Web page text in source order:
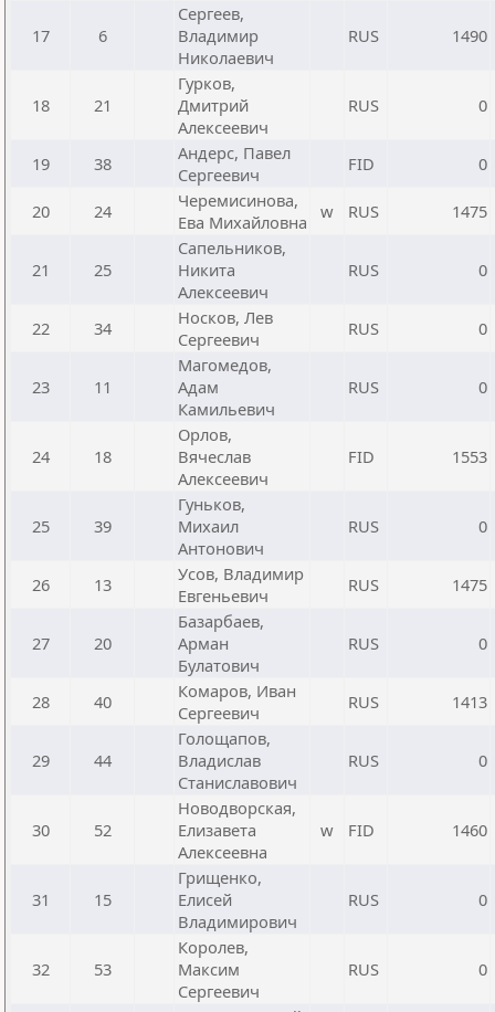
17 6
Сергеев,
Владимир
Николаевич
RUS 1490
18 21
Гурков,
Дмитрий
Алексеевич
RUS 0
19 38
Андерс, Павел
Сергеевич
FID 0
20 24
Черемисинова,
Ева Михайловна
w RUS 1475
21 25
Сапельников,
Никита
Алексеевич
RUS 0
22 34
Носков, Лев
Сергеевич
RUS 0
23 11
Магомедов,
Адам
Камильевич
RUS 0
24 18
Орлов,
Вячеслав
Алексеевич
FID 1553
25 39
Гуньков,
Михаил
Антонович
RUS 0
26 13
Усов, Владимир
Евгеньевич
RUS 1475
27 20
Базарбаев,
Арман
Булатович
RUS 0
28 40
Комаров, Иван
Сергеевич
RUS 1413
29 44
Голощапов,
Владислав
Станиславович
RUS 0
30 52
Новодворская,
Елизавета
Алексеевна
w FID 1460
31 15
Грищенко,
Елисей
Владимирович
RUS 0
32 53
Королев,
Максим
Сергеевич
RUS 0